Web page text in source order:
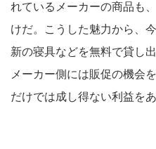
れているメーカーの商品も
けだ。こうした魅力から、
新の寝具などを無料で貸し
メーカー側には販促の機会
だけでは成し得ない利益を